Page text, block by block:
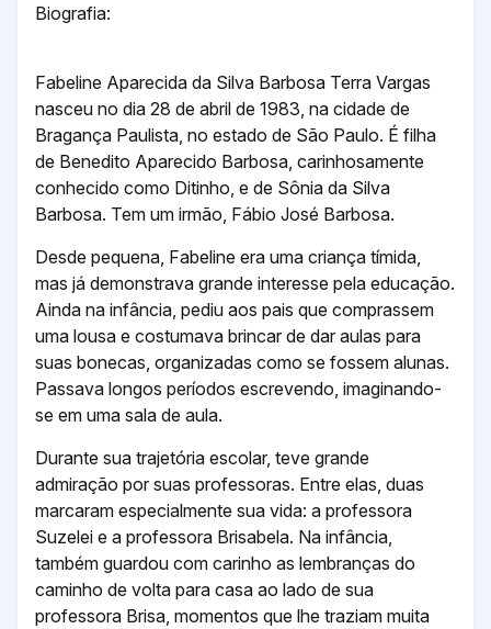
Biografia:
Fabeline Aparecida da Silva Barbosa Terra Vargas
nasceu no dia 28 de abril de 1983, na cidade de
Bragança Paulista, no estado de São Paulo. É filha
de Benedito Aparecido Barbosa, carinhosamente
conhecido como Ditinho, e de Sônia da Silva
Barbosa. Tem um irmão, Fábio José Barbosa.
Desde pequena, Fabeline era uma criança tímida,
mas já demonstrava grande interesse pela educação.
Ainda na infância, pediu aos pais que comprassem
uma lousa e costumava brincar de dar aulas para
suas bonecas, organizadas como se fossem alunas.
Passava longos períodos escrevendo, imaginando-
se em uma sala de aula.
Durante sua trajetória escolar, teve grande
admiração por suas professoras. Entre elas, duas
marcaram especialmente sua vida: a professora
Suzelei e a professora Brisabela. Na infância,
também guardou com carinho as lembranças do
caminho de volta para casa ao lado de sua
professora Brisa, momentos que lhe traziam muita